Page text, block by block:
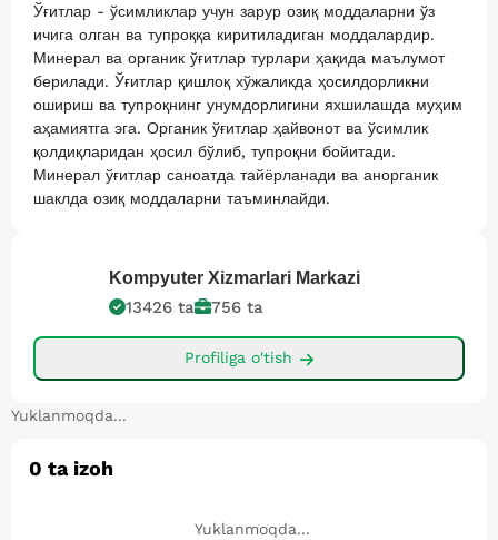
Ўғитлар - ўсимликлар учун зарур озиқ моддаларни ўз
ичига олган ва тупроққа киритиладиган моддалардир.
Минерал ва органик ўғитлар турлари ҳақида маълумот
берилади. Ўғитлар қишлоқ хўжаликда ҳосилдорликни
ошириш ва тупроқнинг унумдорлигини яхшилашда муҳим
аҳамиятга эга. Органик ўғитлар ҳайвонот ва ўсимлик
қолдиқларидан ҳосил бўлиб, тупроқни бойитади.
Минерал ўғитлар саноатда тайёрланади ва анорганик
шаклда озиқ моддаларни таъминлайди.
Kompyuter Xizmarlari Markazi
13426 ta 756 ta
Profiliga o'tish
Yuklanmoqda...
0 ta izoh
Yuklanmoqda...